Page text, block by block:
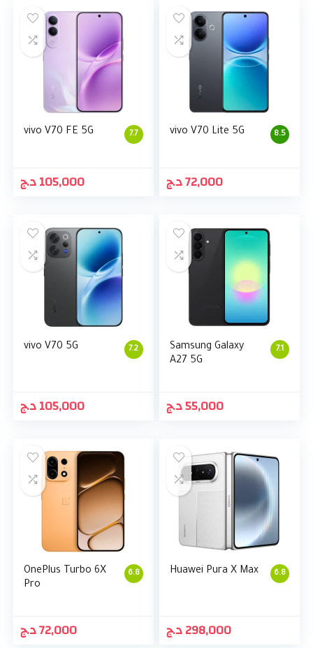
7.7
vivo V70 FE 5G
105,000د.ج
8.5
vivo V70 Lite 5G
72,000د.ج
7.2
vivo V70 5G
105,000د.ج
7.1
Samsung Galaxy
A27 5G
55,000د.ج
6.8
OnePlus Turbo 6X
Pro
72,000د.ج
6.8
Huawei Pura X Max
298,000د.ج